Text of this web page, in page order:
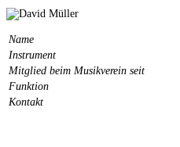
Name
Instrument
Mitglied beim Musikverein seit
Funktion
Kontakt